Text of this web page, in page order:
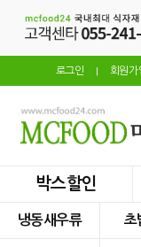
로그인 회원가
박스할인
냉동새우류 초